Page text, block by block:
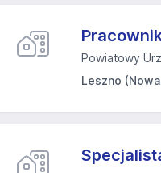
Powiatowy
Leszno